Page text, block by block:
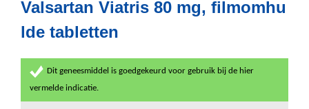
Valsartan Viatris 80 mg, filmomhu
lde tabletten
Dit geneesmiddel is goedgekeurd voor gebruik bij de hier
vermelde indicatie.